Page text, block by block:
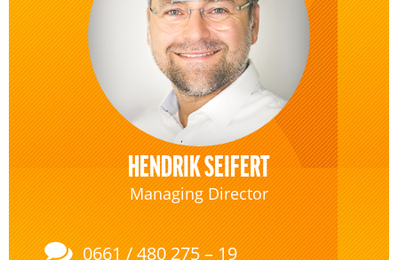
HENDRIK SEIFERT
Managing Director
0661 / 480 275 – 19